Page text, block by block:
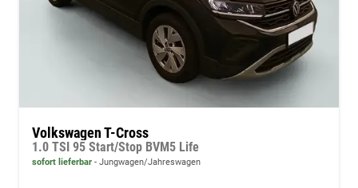
Volkswagen T-Cross
1.0 TSI 95 Start/Stop BVM5 Life
sofort lieferbar Jungwagen/Jahreswagen